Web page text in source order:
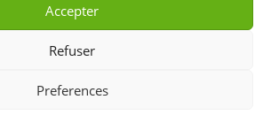
Accepter
Refuser
Preferences
un site vitrine (les
peuvent pas être prises en
2023 - Pépinière Moulinier -